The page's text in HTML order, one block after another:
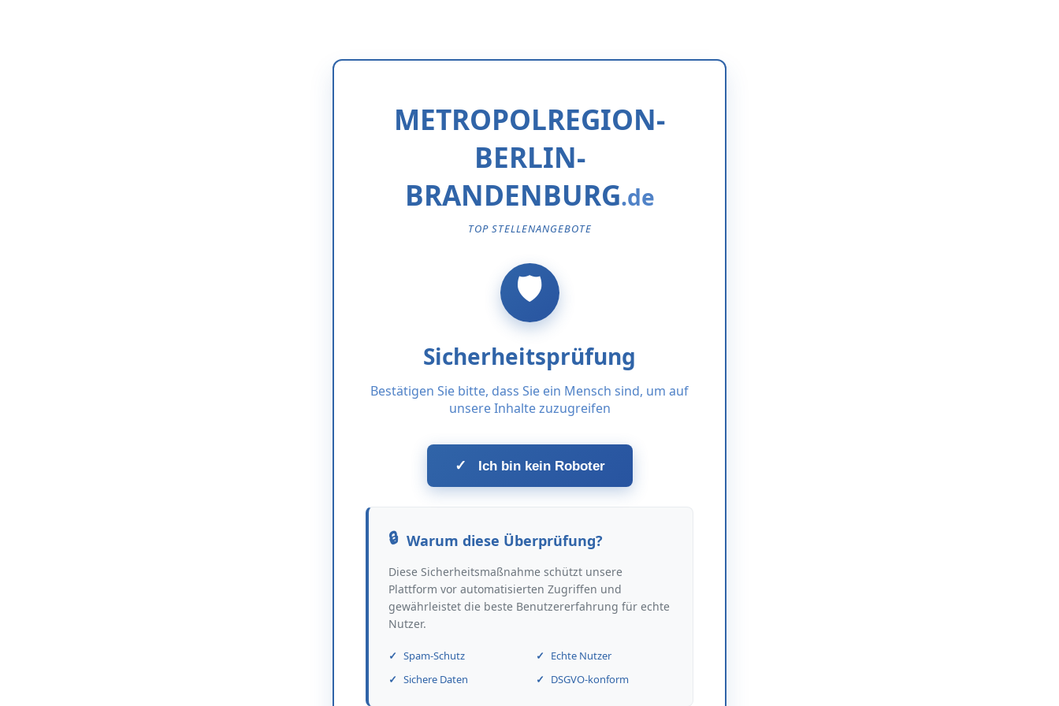
METROPOLREGION-
BERLIN-
BRANDENBURG
TOP STELLENANGEBOTE
Sicherheitsprüfung
Bestätigen Sie bitte, dass Sie ein Mensch sind, um auf
unsere Inhalte zuzugreifen
✓ Ich bin kein Roboter
Warum diese Überprüfung?
Diese Sicherheitsmaßnahme schützt unsere
Plattform vor automatisierten Zugriffen und
gewährleistet die beste Benutzererfahrung für echte
Nutzer.
Spam-Schutz
Echte Nutzer
Sichere Daten
DSGVO-konform